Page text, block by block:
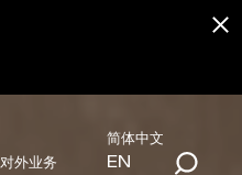
对外业务
简体中文
EN